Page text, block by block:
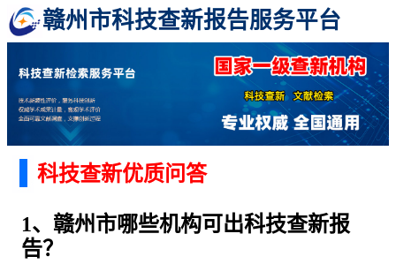
赣州市科技查新报告服务平台
科技查新优质问答
1、赣州市哪些机构可出科技查新报
告？